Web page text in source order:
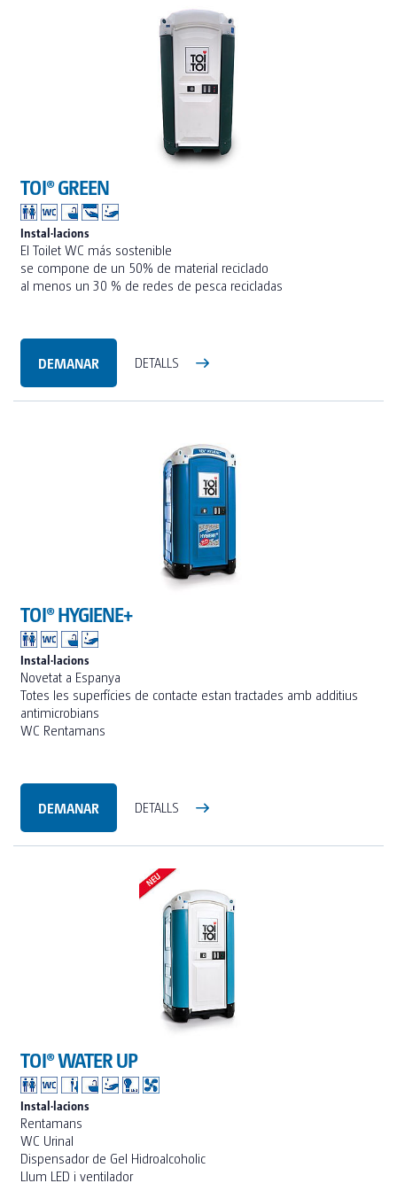
TOI® SHOWER EMERGE
TOI® GREEN
Instal·lacions
El Toilet WC más sostenible
se compone de un 50% de material reciclado
al menos un 30 % de redes de pesca recicladas
DEMANAR DETALLS
TOI® HYGIENE+
Instal·lacions
Novetat a Espanya
Totes les superfícies de contacte estan tractades amb additius
antimicrobians
WC Rentamans
DEMANAR DETALLS
TOI® WATER UP
Instal·lacions
Rentamans
WC Urinal
Dispensador de Gel Hidroalcoholic
Llum LED i ventilador